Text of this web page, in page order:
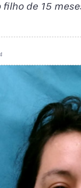
filho de 15